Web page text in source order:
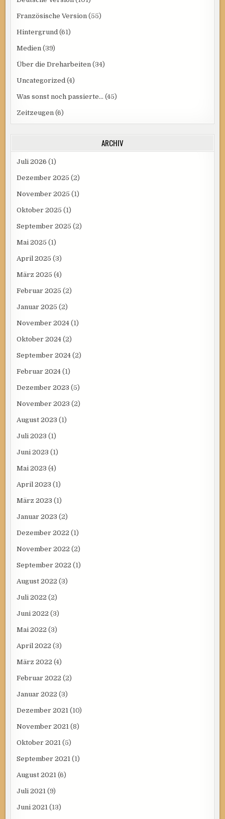
Französische Version (55)
Hintergrund (61)
Medien (39)
Über die Dreharbeiten (34)
Uncategorized (4)
Was sonst noch passierte… (45)
Zeitzeugen (6)
ARCHIV
Juli 2026 (1)
Dezember 2025 (2)
November 2025 (1)
Oktober 2025 (1)
September 2025 (2)
Mai 2025 (1)
April 2025 (3)
März 2025 (4)
Februar 2025 (2)
Januar 2025 (2)
November 2024 (1)
Oktober 2024 (2)
September 2024 (2)
Februar 2024 (1)
Dezember 2023 (5)
November 2023 (2)
August 2023 (1)
Juli 2023 (1)
Juni 2023 (1)
Mai 2023 (4)
April 2023 (1)
März 2023 (1)
Januar 2023 (2)
Dezember 2022 (1)
November 2022 (2)
September 2022 (1)
August 2022 (3)
Juli 2022 (2)
Juni 2022 (3)
Mai 2022 (3)
April 2022 (3)
März 2022 (4)
Februar 2022 (2)
Januar 2022 (3)
Dezember 2021 (10)
November 2021 (8)
Oktober 2021 (5)
September 2021 (1)
August 2021 (6)
Juli 2021 (9)
Juni 2021 (13)